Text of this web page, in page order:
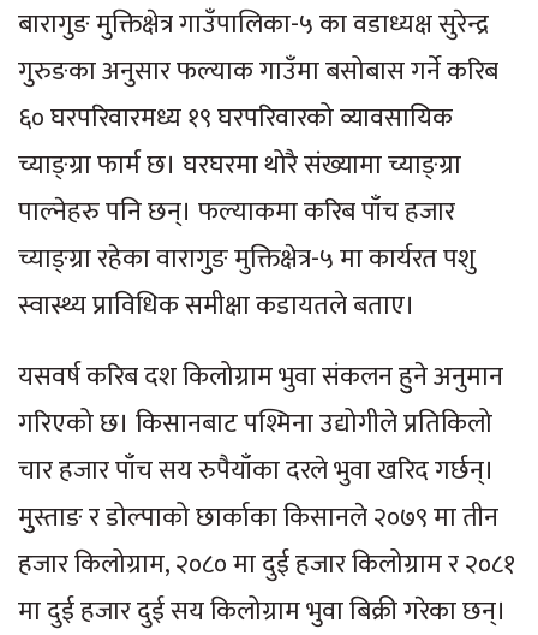
बारागुङ मुक्तिक्षेत्र गाउँपालिका-५ का वडाध्यक्ष सुरेन्द्र
गुरुङका अनुसार फल्याक गाउँमा बसोबास गर्ने करिब
६० घरपरिवारमध्य १९ घरपरिवारको व्यावसायिक
च्याङ्ग्रा फार्म छ। घरघरमा थोरै संख्यामा च्याङ्ग्रा
पाल्नेहरु पनि छन्। फल्याकमा करिब पाँच हजार
च्याङ्ग्रा रहेका वारागुुङ मुक्तिक्षेत्र-५ मा कार्यरत पशु
स्वास्थ्य प्राविधिक समीक्षा कडायतले बताए।
यसवर्ष करिब दश किलोग्राम भुवा संकलन हुुने अनुमान
गरिएको छ। किसानबाट पश्मिना उद्योगीले प्रतिकिलो
चार हजार पाँच सय रुपैयाँका दरले भुवा खरिद गर्छन्।
मुुस्ताङ र डोल्पाको छार्काका किसानले २०७९ मा तीन
हजार किलोग्राम, २०८० मा दुई हजार किलोग्राम र २०८१
मा दुई हजार दुई सय किलोग्राम भुवा बिक्री गरेका छन्।